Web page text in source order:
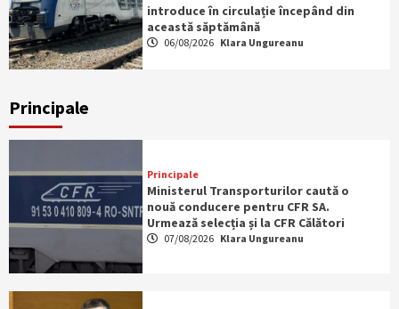
introduce în circulație începând din
această săptămână
06/08/2026 Klara Ungureanu
Principale
Principale
Ministerul Transporturilor caută o
nouă conducere pentru CFR SA.
Urmează selecția și la CFR Călători
07/08/2026 Klara Ungureanu